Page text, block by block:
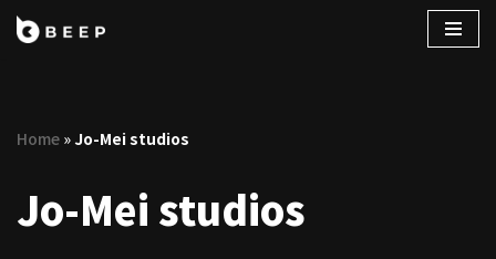
ン
へ
ス
Home »Jo-Mei studios
Jo-Mei studios